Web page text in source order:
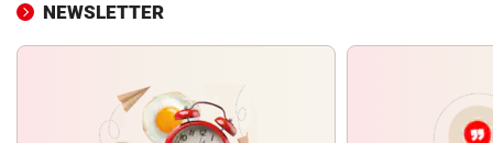
NEWSLETTER